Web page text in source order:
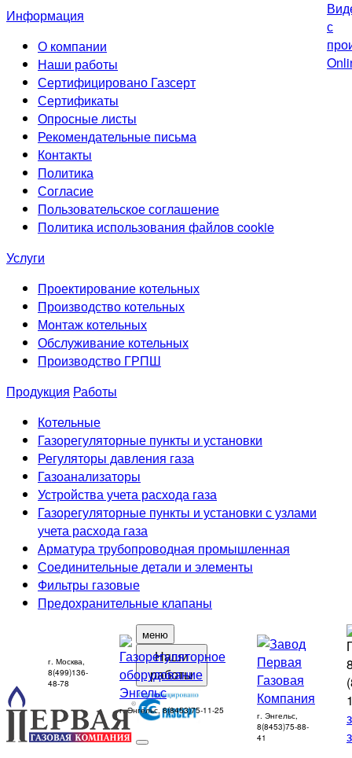
Информация
О компании
Наши работы
Сертифицировано Газсерт
Сертификаты
Опросные листы
Рекомендательные письма
Контакты
Политика
Согласие
Пользовательское соглашение
Политика использования файлов cookie
Услуги
Проектирование котельных
Производство котельных
Монтаж котельных
Обслуживание котельных
Производство ГРПШ
Продукция Работы
Котельные
Газорегуляторные пункты и установки
Регуляторы давления газа
Газоанализаторы
Устройства учета расхода газа
Газорегуляторные пункты и установки с узлами
учета расхода газа
Арматура трубопроводная промышленная
Соединительные детали и элементы
Фильтры газовые
Предохранительные клапаны
меню
Наши
работы
г. Москва,
8(499)136-
48-78
г. Энгельс, 8(8453)75-11-25
г. Энгельс,
8(8453)75-88-
41